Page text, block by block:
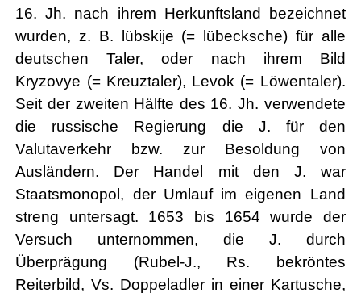
16. Jh. nach ihrem Herkunftsland bezeichnet
wurden, z. B. lübskije (= lübecksche) für alle
deutschen Taler, oder nach ihrem Bild
Kryzovye (= Kreuztaler), Levok (= Löwentaler).
Seit der zweiten Hälfte des 16. Jh. verwendete
die russische Regierung die J. für den
Valutaverkehr bzw. zur Besoldung von
Ausländern. Der Handel mit den J. war
Staatsmonopol, der Umlauf im eigenen Land
streng untersagt. 1653 bis 1654 wurde der
Versuch unternommen, die J. durch
Überprägung (Rubel-J., Rs. bekröntes
Reiterbild, Vs. Doppeladler in einer Kartusche,